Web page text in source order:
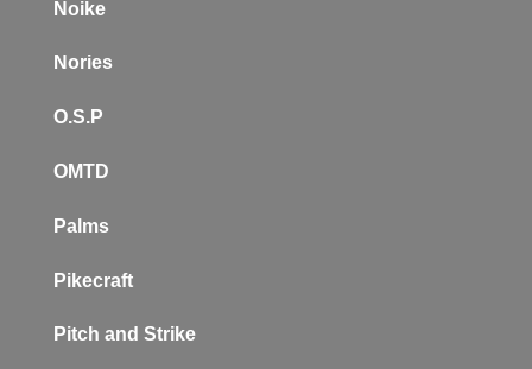
Noike
Nories
O.S.P
OMTD
Palms
Pikecraft
Pitch and Strike